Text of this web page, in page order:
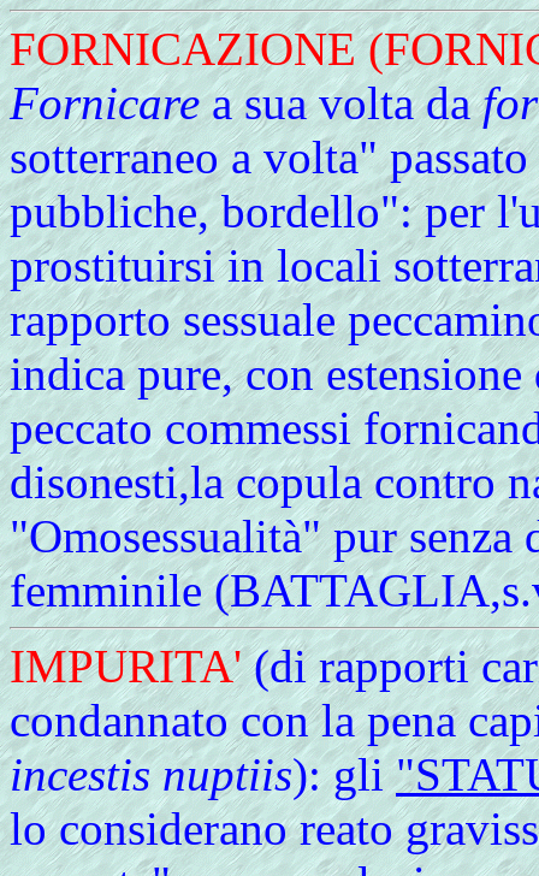
FORNICAZIONE
Fornicarea sua volta da
sotterraneo a volta"
pubbliche, bordello": per
prostituirsi in locali
rapporto sessuale
indica pure, con
peccato commessi
disonesti,la copula contro
"Omosessualità" pur
femminile
IMPURITA'(di rapporti
condannato con la pena
incestis nuptiis): gli
lo considerano reato